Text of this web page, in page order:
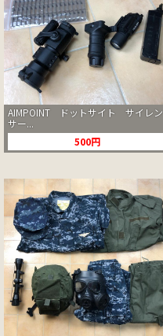
AIMPOINT ドットサイト サイレン
サー...
500円